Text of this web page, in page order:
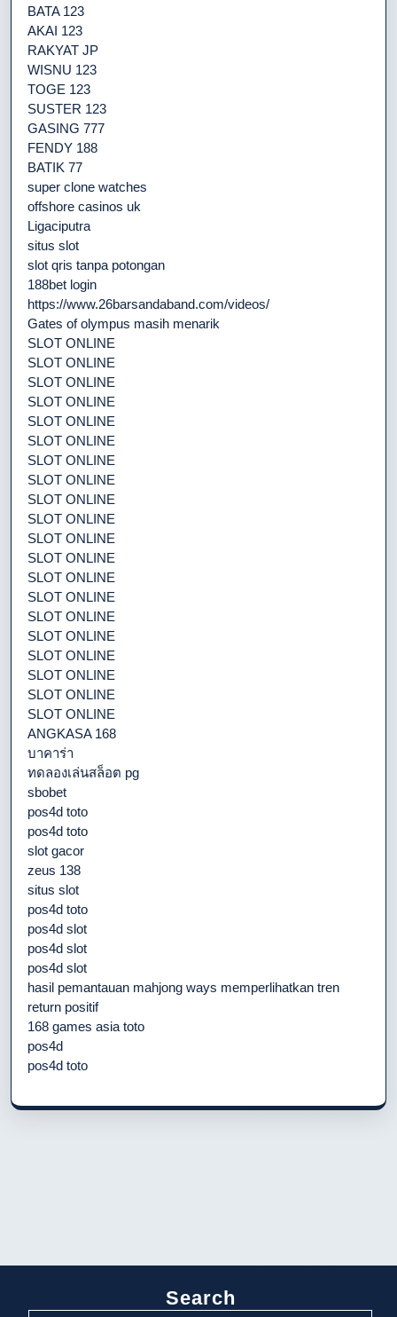
BATA 123
AKAI 123
RAKYAT JP
WISNU 123
TOGE 123
SUSTER 123
GASING 777
FENDY 188
BATIK 77
super clone watches
offshore casinos uk
Ligaciputra
situs slot
slot qris tanpa potongan
188bet login
https://www.26barsandaband.com/videos/
Gates of olympus masih menarik
SLOT ONLINE
SLOT ONLINE
SLOT ONLINE
SLOT ONLINE
SLOT ONLINE
SLOT ONLINE
SLOT ONLINE
SLOT ONLINE
SLOT ONLINE
SLOT ONLINE
SLOT ONLINE
SLOT ONLINE
SLOT ONLINE
SLOT ONLINE
SLOT ONLINE
SLOT ONLINE
SLOT ONLINE
SLOT ONLINE
SLOT ONLINE
SLOT ONLINE
ANGKASA 168
บาคาร่า
ทดลองเล่นสล็อต pg
sbobet
pos4d toto
pos4d toto
slot gacor
zeus 138
situs slot
pos4d toto
pos4d slot
pos4d slot
pos4d slot
hasil pemantauan mahjong ways memperlihatkan tren
return positif
168 games asia toto
pos4d
pos4d toto
Search